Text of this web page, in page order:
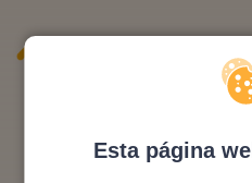
Esta página